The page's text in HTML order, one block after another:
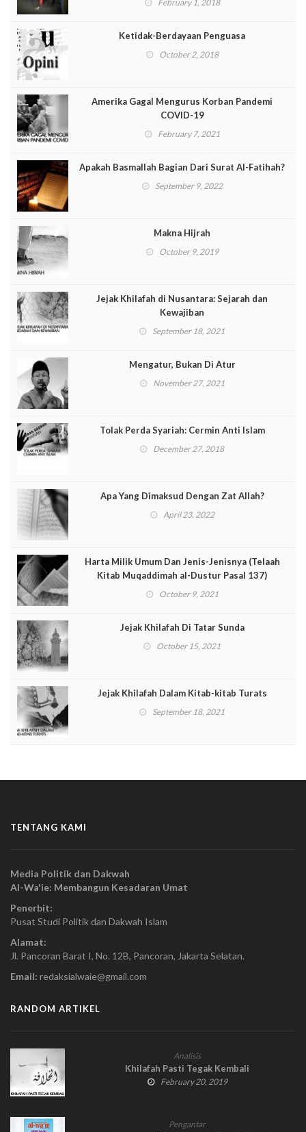
February 1, 2018
Ketidak-Berdayaan Penguasa
October 2, 2018
Amerika Gagal Mengurus Korban Pandemi
COVID-19
February 7, 2021
Apakah Basmallah Bagian Dari Surat Al-Fatihah?
September 9, 2022
Makna Hijrah
October 9, 2019
Jejak Khilafah di Nusantara: Sejarah dan
Kewajiban
September 18, 2021
Mengatur, Bukan Di Atur
November 27, 2021
Tolak Perda Syariah: Cermin Anti Islam
December 27, 2018
Apa Yang Dimaksud Dengan Zat Allah?
April 23, 2022
Harta Milik Umum Dan Jenis-Jenisnya (Telaah
Kitab Muqaddimah al-Dustur Pasal 137)
October 9, 2021
Jejak Khilafah Di Tatar Sunda
October 15, 2021
Jejak Khilafah Dalam Kitab-kitab Turats
September 18, 2021
TENTANG KAMI
Media Politik dan Dakwah
Al-Wa'ie: Membangun Kesadaran Umat
Penerbit:
Pusat Studi Politik dan Dakwah Islam
Alamat:
Jl. Pancoran Barat I, No. 12B, Pancoran, Jakarta Selatan.
Email: redaksialwaie@gmail.com
RANDOM ARTIKEL
Analisis
Khilafah Pasti Tegak Kembali
February 20, 2019
Pengantar